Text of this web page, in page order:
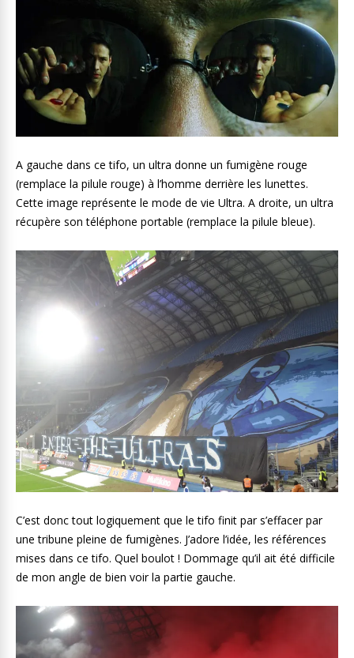
A gauche dans ce tifo, un ultra donne un fumigène rouge
(remplace la pilule rouge) à l’homme derrière les lunettes.
Cette image représente le mode de vie Ultra. A droite, un ultra
récupère son téléphone portable (remplace la pilule bleue).
C’est donc tout logiquement que le tifo finit par s’effacer par
une tribune pleine de fumigènes. J’adore l’idée, les références
mises dans ce tifo. Quel boulot ! Dommage qu’il ait été difficile
de mon angle de bien voir la partie gauche.